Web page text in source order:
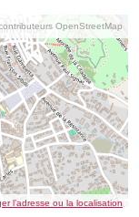
OpenStreetMap
l’adresse ou la localisation